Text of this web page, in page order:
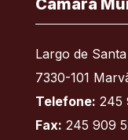
Câmara
Largo de
7330-101
Telefone: 245
Fax: 245 909